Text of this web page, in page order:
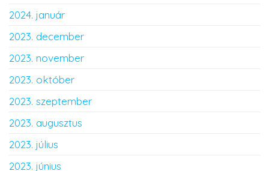
2024. január
2023. december
2023. november
2023. október
2023. szeptember
2023. augusztus
2023. július
2023. június